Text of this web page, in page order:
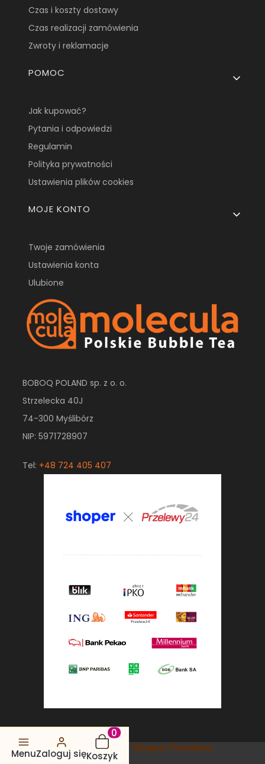
Czas i koszty dostawy
Czas realizacji zamówienia
Zwroty i reklamacje
POMOC
Jak kupować?
Pytania i odpowiedzi
Regulamin
Polityka prywatności
Ustawienia plików cookies
MOJE KONTO
Twoje zamówienia
Ustawienia konta
Ulubione
BOBOQ POLAND sp. z o. o.
Strzelecka 40J
74-300 Myślibórz
NIP: 5971728907
Tel: +48 724 405 407
Sklep internetowy Shoper Premium
MenuZaloguj się
Produkty w koszyku: 0. Zobacz
Koszyk